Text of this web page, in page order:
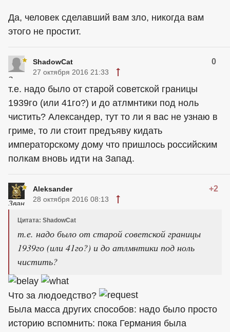
Да, человек сделавший вам зло, никогда вам
этого не простит.
ShadowCat 0
27 октября 2016 21:33
т.е. надо было от старой советской границы
1939го (или 41го?) и до атлмнтики под ноль
чистить? Александер, тут то ли я вас не узнаю в
гриме, то ли стоит предъяву кидать
императорскому дому что пришлось российским
полкам вновь идти на Запад.
Aleksander +2
28 октября 2016 08:13
Цитата: ShadowCat
т.е. надо было от старой советской границы
1939го (или 41го?) и до атлмнтики под ноль
чистить?
Что за людоедство?
Была масса других способов: надо было просто
историю вспомнить: пока Германия была